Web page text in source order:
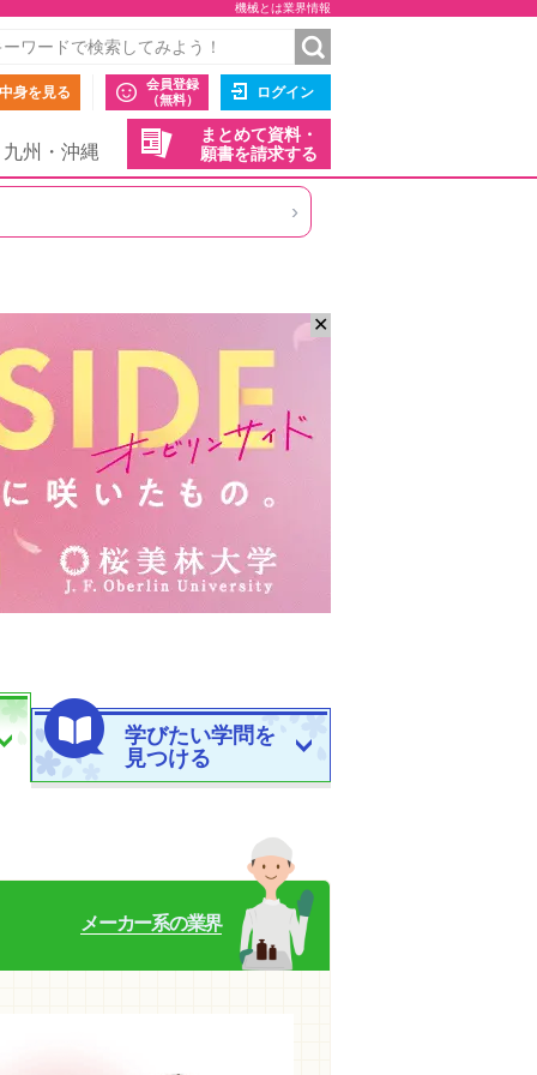
機械とは業界情報
身を見る
会員登録
（無料）
ログイン
まとめて資料・
願書を請求する
九州・沖縄
›
✕
学びたい学問を
見つける
メーカー系の業界